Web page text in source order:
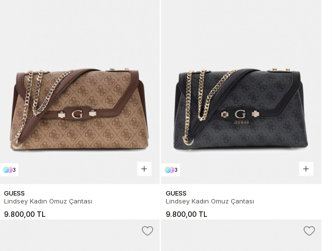
3
GUESS
Lindsey Kadın Omuz Çantası
9.800,00 TL
3
GUESS
Lindsey Kadın Omuz Çantası
9.800,00 TL